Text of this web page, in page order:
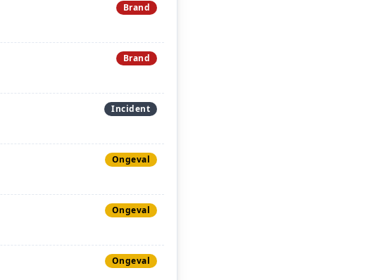
Brand
Brand
Incident
Ongeval
Ongeval
Ongeval